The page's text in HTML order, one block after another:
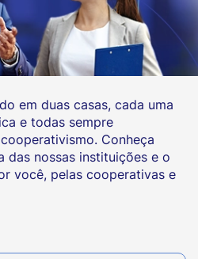
em duas casas, cada uma
e todas sempre
Conheça
das nossas instituições e o
você, pelas cooperativas e